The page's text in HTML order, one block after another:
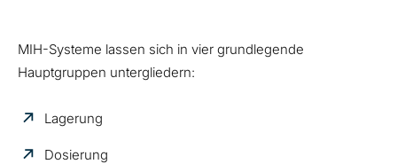
MIH-Systeme lassen sich in vier grundlegende
Hauptgruppen untergliedern:
Lagerung
Dosierung